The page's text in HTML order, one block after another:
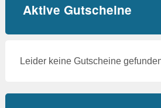
Aktive Gutscheine
Leider keine Gutscheine